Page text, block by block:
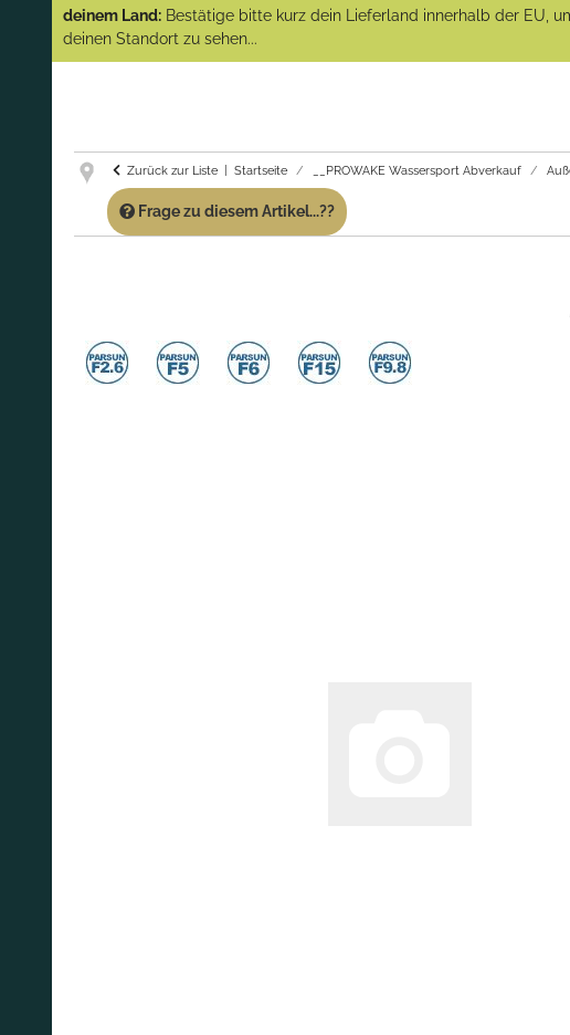
(Abverkauf)!
GARANTIE UND SERVICE:
Artikeln einfach an!
deinem Land: Bestätige bitte kurz dein Lieferland innerhalb der EU,
deinen Standort zu sehen...
Zurück zur Liste Startseite __PROWAKE Wassersport Abverkauf
Frage zu diesem Artikel...??